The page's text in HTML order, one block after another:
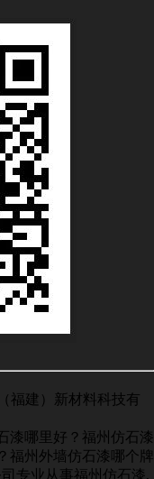
福建）新材料科技有
漆哪里好？福州仿石漆
福州外墙仿石漆哪个牌
专业从事福州仿石漆,